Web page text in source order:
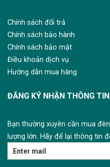
Chính sách đổi trả
Chính sách bảo hành
Chính sách bảo mật
Điều khoản dịch vụ
Hướng dẫn mua hàng
ĐĂNG KÝ NHẬN THÔNG TIN
Bạn thường xuyên cần mua
lượng lớn. Hãy để lại thông tin